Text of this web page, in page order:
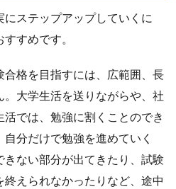
ステップアップしていくに
すめです。
格を目指すには、広範囲、長
大学生活を送りながらや、社
では、勉強に割くことのでき
分だけで勉強を進めていく
ない部分が出てきたり、試験
えられなかったりなど、途中